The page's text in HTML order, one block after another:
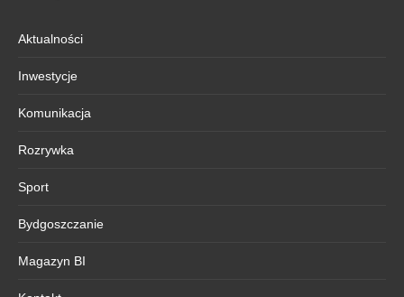
Aktualności
Inwestycje
Komunikacja
Rozrywka
Sport
Bydgoszczanie
Magazyn BI